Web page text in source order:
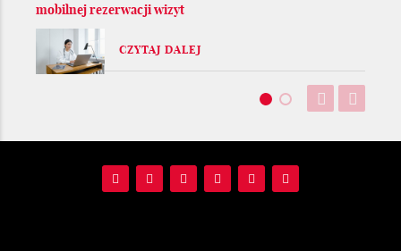
mobilnej rezerwacji wizyt
CZYTAJ DALEJ